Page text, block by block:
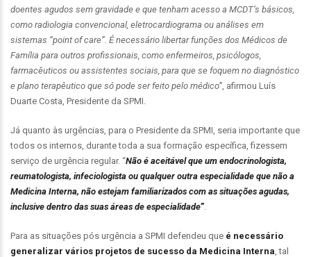
doentes agudos sem gravidade e que tenham acesso a MCDT’s básicos,
como radiologia convencional, eletrocardiograma ou análises em
sistemas “point of care”. É necessário libertar funções dos Médicos de
Família para outros profissionais, como enfermeiros, psicólogos,
farmacêuticos ou assistentes sociais, para que se foquem no diagnóstico
e plano terapêutico que só pode ser feito pelo médico”, afirmou Luís
Duarte Costa, Presidente da SPMI.
Já quanto às urgências, para o Presidente da SPMI, seria importante que
todos os internos, durante toda a sua formação específica, fizessem
serviço de urgência regular. “Não é aceitável que um endocrinologista,
reumatologista, infeciologista ou qualquer outra especialidade que não a
Medicina Interna, não estejam familiarizados com as situações agudas,
inclusive dentro das suas áreas de especialidade”.
Para as situações pós urgência a SPMI defendeu que é necessário
generalizar vários projetos de sucesso da Medicina Interna, tal